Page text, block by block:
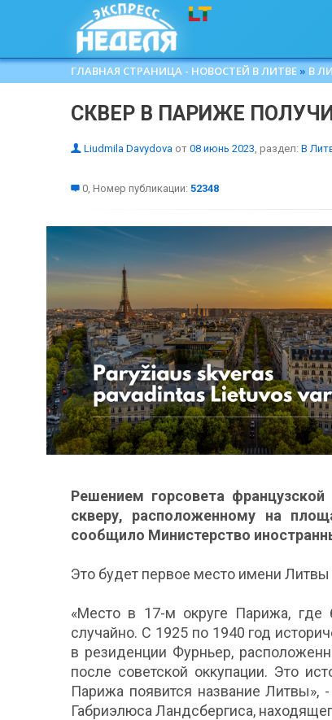
ГЛАВНАЯ СТРАНИЦА - НОВОСТЕЙ В ЛИТВЕ » В
СКВЕР В ПАРИЖЕ
Liudmila Davydova от 08 июнь 2023, раздел: В
0, Номер публикации: 52348
Решением горсовета
скверу, расположенному на
сообщило Министерство
Это будет первое место имени Литвы
«Место в 17-м округе Парижа, где
случайно. С 1925 по 1940 год
в резиденции Фурньер,
после советской оккупации. Это
Парижа появится название Литвы»,
Габриэлюса Ландсбергиса,